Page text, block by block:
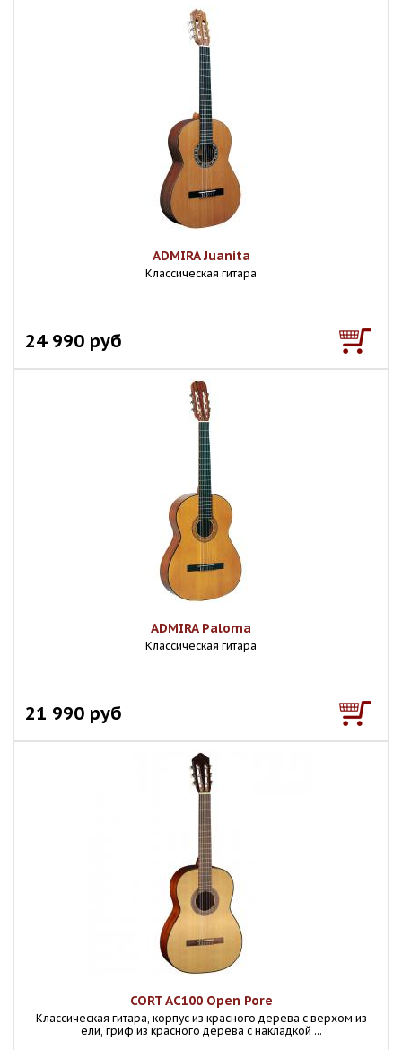
ADMIRA Juanita
Классическая гитара
24 990 руб
ADMIRA Paloma
Классическая гитара
21 990 руб
CORT AC100 Open Pore
Классическая гитара, корпус из красного дерева с верхом из
ели, гриф из красного дерева с накладкой ...